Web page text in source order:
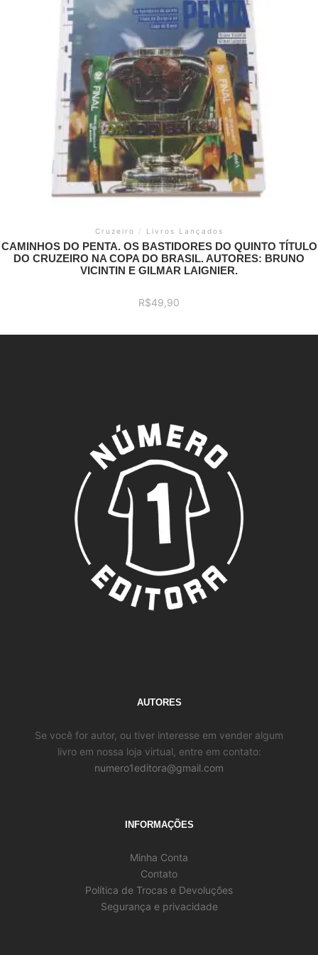
Cruzeiro / Livros Lançados
CAMINHOS DO PENTA. OS BASTIDORES DO QUINTO TÍTULO
DO CRUZEIRO NA COPA DO BRASIL. AUTORES: BRUNO
VICINTIN E GILMAR LAIGNIER.
R$49,90
AUTORES
Se você for autor, ou tiver interesse em vender algum
livro em nossa loja virtual, entre em contato:
numero1editora@gmail.com
INFORMAÇÕES
Minha Conta
Contato
Política de Trocas e Devoluções
Segurança e privacidade